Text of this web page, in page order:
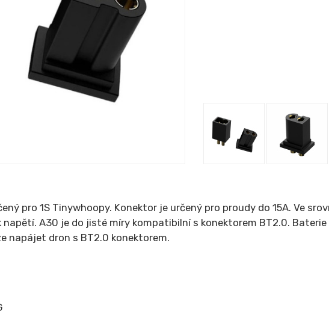
pro 1S Tinywhoopy. Konektor je určený pro proudy do 15A. Ve
A30 je do jisté míry kompatibilní s konektorem BT2.0.
napájet dron s BT2.0 konektorem.